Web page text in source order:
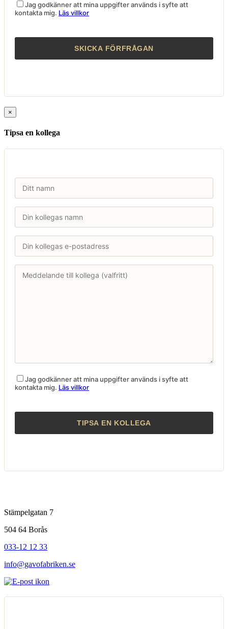
Jag godkänner att mina uppgifter används i syfte att
kontakta mig. Läs villkor
×
Tipsa en kollega
Jag godkänner att mina uppgifter används i syfte att
kontakta mig. Läs villkor
Stämpelgatan 7
504 64 Borås
033-12 12 33
info@gavofabriken.se